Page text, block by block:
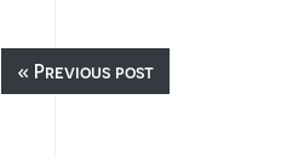
« Previous post